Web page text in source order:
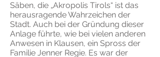
Säben, die „Akropolis Tirols“ ist das
herausragende Wahrzeichen der
Stadt. Auch bei der Gründung dieser
Anlage führte, wie bei vielen anderen
Anwesen in Klausen, ein Spross der
Familie Jenner Regie. Es war der